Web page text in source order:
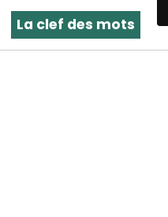
La clef des mots